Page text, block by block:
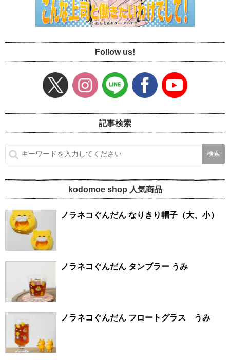
Follow us!
記事検索
kodomoe shop 人気商品
ノラネコぐんだん なりきり帽子（大、小）
ノラネコぐんだん タンブラー うみ
ノラネコぐんだん フロートグラス うみ